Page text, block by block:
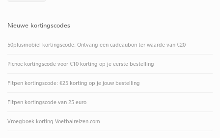
Nieuwe kortingscodes
50plusmobiel kortingscode: Ontvang een cadeaubon ter waarde van €20
Picnoc kortingscode voor €10 korting op je eerste bestelling
Fitpen kortingscode: €25 korting op je jouw bestelling
Fitpen kortingscode van 25 euro
Vroegboek korting Voetbalreizen.com